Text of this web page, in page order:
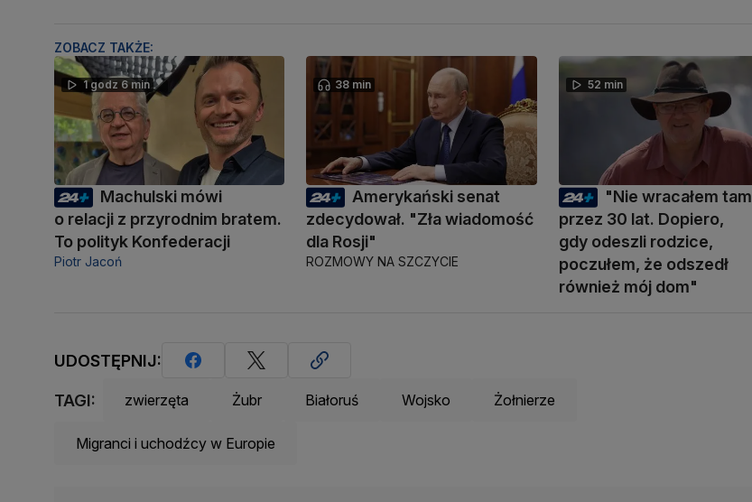
ZOBACZ TAKŻE:
1 godz 6 min
Machulski mówi
o relacji z przyrodnim bratem.
To polityk Konfederacji
Piotr Jacoń
38 min
Amerykański senat
zdecydował. "Zła wiadomość
dla Rosji"
ROZMOWY NA SZCZYCIE
52 min
"Nie wracałem tam
przez 30 lat. Dopiero,
gdy odeszli rodzice,
poczułem, że odszedł
również mój dom"
UDOSTĘPNIJ:
TAGI: zwierzęta Żubr Białoruś Wojsko Żołnierze
Migranci i uchodźcy w Europie